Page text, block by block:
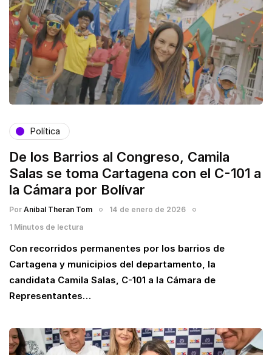
Política
De los Barrios al Congreso, Camila
Salas se toma Cartagena con el C-101 a
la Cámara por Bolívar
Por Anibal Theran Tom
14 de enero de 2026
1 Minutos de lectura
Con recorridos permanentes por los barrios de
Cartagena y municipios del departamento, la
candidata Camila Salas, C-101 a la Cámara de
Representantes…